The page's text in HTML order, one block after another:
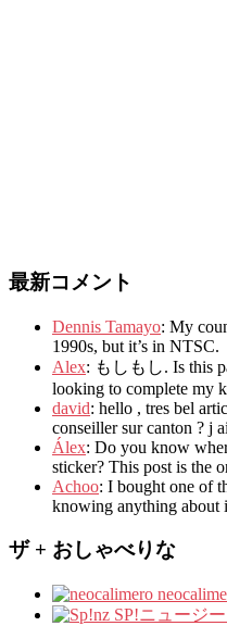
最新コメント
Dennis Tamayo: My
1990s, but it’s in NTSC.
Alex: もしもし. Is this
looking to complete my
david: hello , tres bel
conseiller sur canton ? j
Álex: Do you know
sticker? This post is the
Achoo: I bought one of
knowing anything about
ザ + おしゃべりな
SP!ニュージ